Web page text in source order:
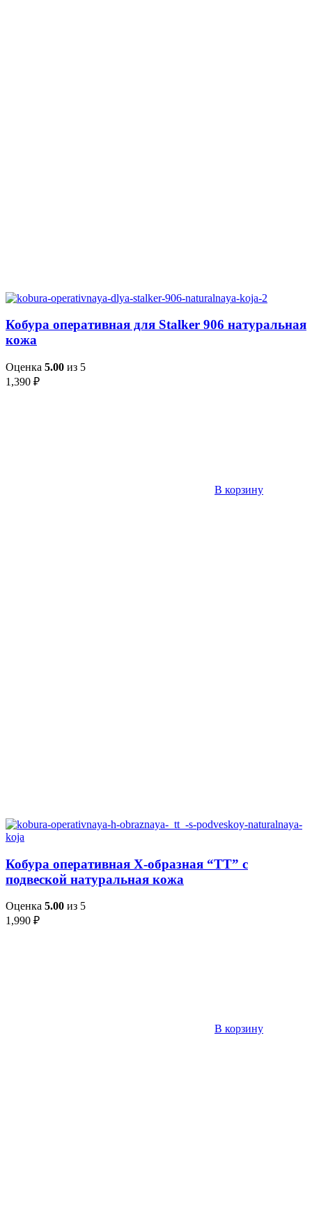
Кобура оперативная для Stalker 906 натуральная
кожа
Оценка 5.00 из 5
1,390 ₽
В корзину
Кобура оперативная Х-образная “ТТ” с
подвеской натуральная кожа
Оценка 5.00 из 5
1,990 ₽
В корзину